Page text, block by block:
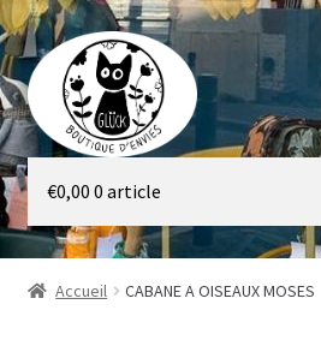
Aller
à
la
navigation
Aller
au
contenu
Galerie
Boutique
€0,00 0 article
Accueil CABANE A OISEAUX MOSES